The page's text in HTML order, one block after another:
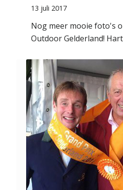
13 juli 2017
Nog meer mooie foto's
Outdoor Gelderland!